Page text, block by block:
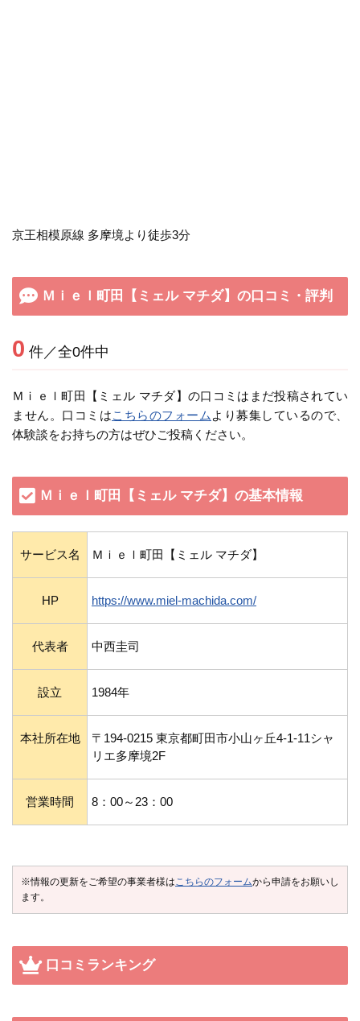
京王相模原線 多摩境より徒歩3分
Ｍｉｅｌ町田【ミェル マチダ】の口コミ・評判
0 件／全0件中
Ｍｉｅｌ町田【ミェル マチダ】の口コミはまだ投稿されてい
ません。口コミはこちらのフォーム より募集しているので、
体験談をお持ちの方はぜひご投稿ください。
Ｍｉｅｌ町田【ミェル マチダ】の基本情報
サービス名 Ｍｉｅｌ町田【ミェル マチダ】
HP https://www.miel-machida.com/
代表者 中西圭司
設立 1984年
本社所在地
〒194-0215 東京都町田市小山ヶ丘4-1-11シャ
リエ多摩境2F
営業時間 8：00～23：00
※情報の更新をご希望の事業者様はこちらのフォームから申請をお願いし
ます。
口コミランキング